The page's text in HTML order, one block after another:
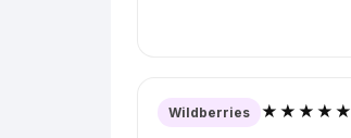
Wildberries ★★★★★